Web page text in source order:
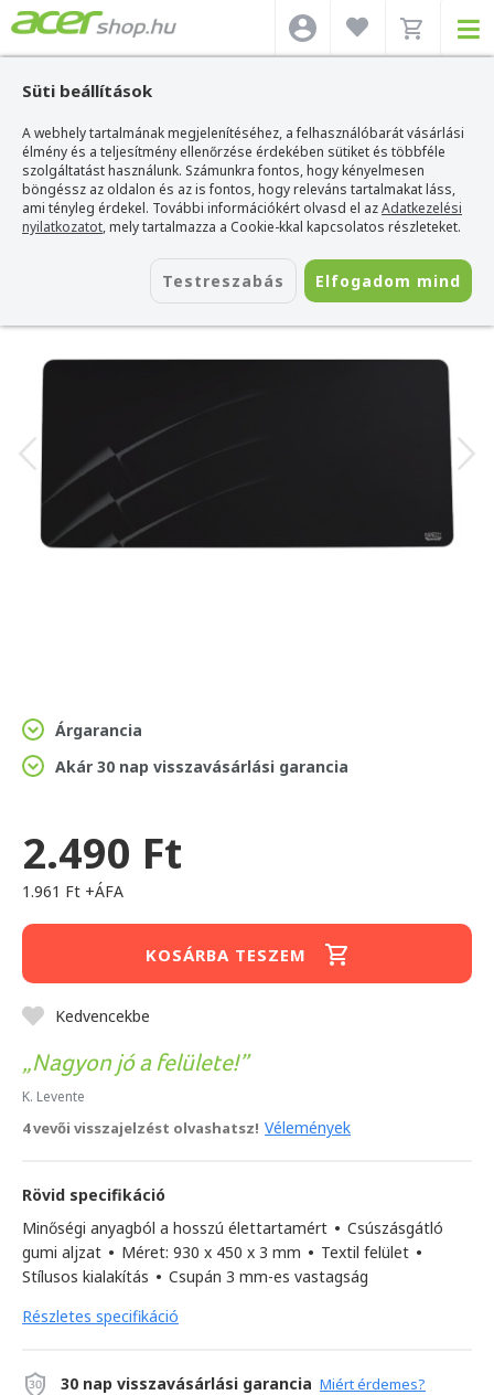
Süti beállítások
A webhely tartalmának megjelenítéséhez, a felhasználóbarát vásárlási
élmény és a teljesítmény ellenőrzése érdekében sütiket és többféle
szolgáltatást használunk. Számunkra fontos, hogy kényelmesen
böngéssz az oldalon és az is fontos, hogy releváns tartalmakat láss,
ami tényleg érdekel. További információkért olvasd el azAdatkezelési
nyilatkozatot, mely tartalmazza a Cookie-kkal kapcsolatos részleteket.
Testreszabás Elfogadom mind
Acer webshop>Kiegészítők>Egérpadok > Bandit Egérpadok>BANDIT ELITE
Gamer Egérpad - 3XL
BANDIT ELITE Gamer Egérpad - 3XL
Azonosító:BANDIT ELITE
Árgarancia
Akár 30 nap visszavásárlási garancia
2.490 Ft
1.961 Ft +ÁFA
KOSÁRBA TESZEM
Kedvencekbe
Nagyon jó a felülete!
K. Levente
4 vevői visszajelzést olvashatsz! Vélemények
Rövid specifikáció
Minőségi anyagból a hosszú élettartamért • Csúszásgátló
gumi aljzat • Méret: 930 x 450 x 3 mm • Textil felület •
Stílusos kialakítás • Csupán 3 mm-es vastagság
Részletes specifikáció
30 nap visszavásárlási garancia Miért érdemes?